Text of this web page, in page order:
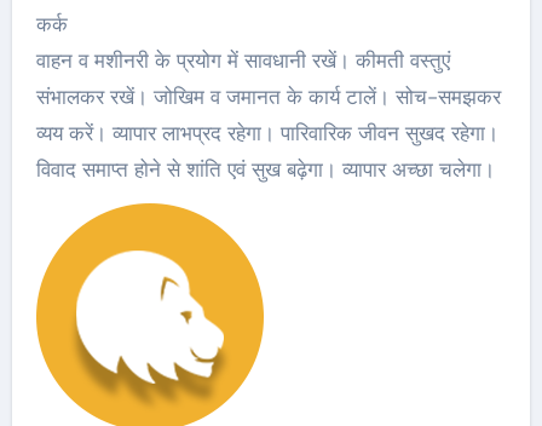
कर्क
वाहन व मशीनरी के प्रयोग में सावधानी रखें। कीमती वस्तुएं
संभालकर रखें। जोखिम व जमानत के कार्य टालें। सोच-समझकर
व्यय करें। व्यापार लाभप्रद रहेगा। पारिवारिक जीवन सुखद रहेगा।
विवाद समाप्त होने से शांति एवं सुख बढ़ेगा। व्यापार अच्छा चलेगा।